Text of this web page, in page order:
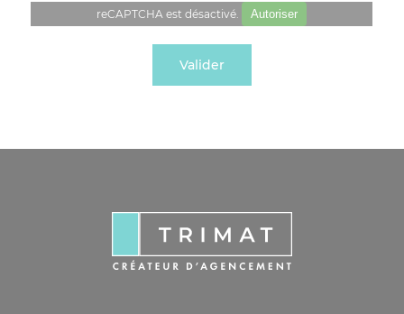
reCAPTCHA est désactivé. Autoriser